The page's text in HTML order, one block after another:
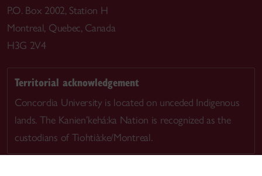
P.O. Box 2002, Station H
Montreal, Quebec, Canada
H3G 2V4
Territorial acknowledgement
Concordia University is located on unceded Indigenous
lands. The Kanien’kehá:ka Nation is recognized as the
custodians of Tiohtià:ke/Montreal.